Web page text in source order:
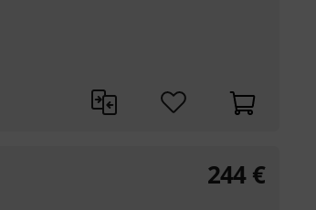
244 €